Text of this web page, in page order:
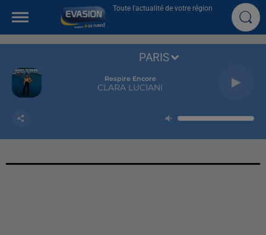
Toute l'actualité de votre région
Respire Encore
CLARA LUCIANI
PARIS